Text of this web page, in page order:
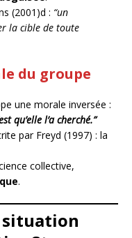
(2001)d : “un
la cible de toute
du groupe
une morale inversée :
qu’elle l’a cherché.”
par Freyd (1997) : la
collective,
.
situation